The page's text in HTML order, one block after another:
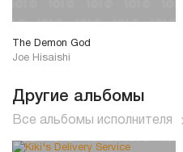
The Demon God
Joe Hisaishi
Другие альбомы
Все альбомы исполнителя